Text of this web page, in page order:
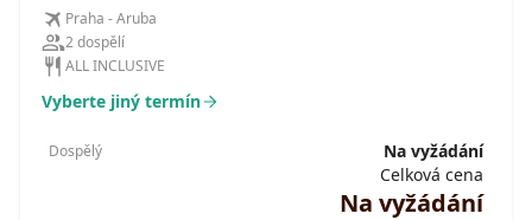
Praha - Aruba
2 dospělí
ALL INCLUSIVE
Vyberte jiný termín
Dospělý
Na vyžádání
Celková cena
Na vyžádání